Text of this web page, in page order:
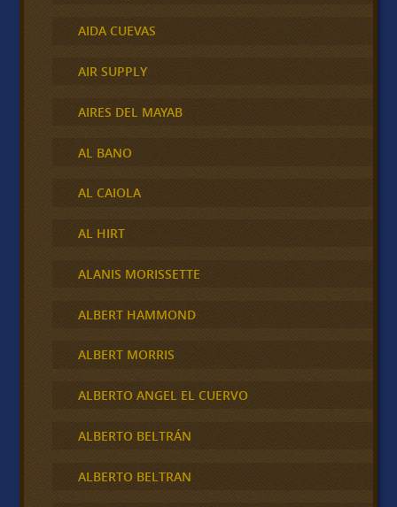
AIDA CUEVAS
AIR SUPPLY
AIRES DEL MAYAB
AL BANO
AL CAIOLA
AL HIRT
ALANIS MORISSETTE
ALBERT HAMMOND
ALBERT MORRIS
ALBERTO ANGEL EL CUERVO
ALBERTO BELTRÁN
ALBERTO BELTRAN